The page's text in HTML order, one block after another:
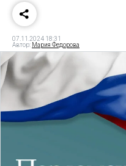
07.11.2024 18:31
Автор: Мария Федорова